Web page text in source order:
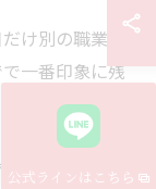
け別の職業を
一番印象に残
する質問も効
がら自然と会
ます。
公式ラインはこちら